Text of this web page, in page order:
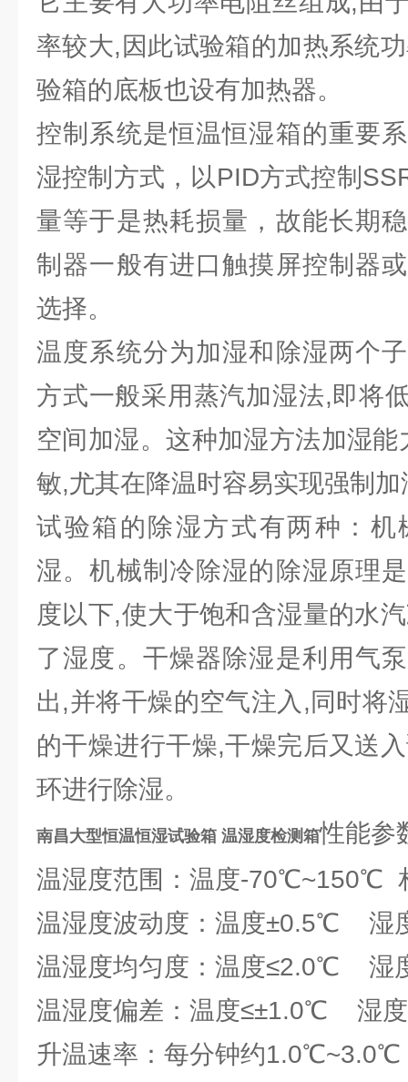
率较大,因此试验箱的加热系统
验箱的底板也设有加热器。
控制系统是恒温恒湿箱的重要
湿控制方式，以PID方式控制
量等于是热耗损量，故能长期
制器一般有进口触摸屏控制器
选择。
温度系统分为加湿和除湿两个
方式一般采用蒸汽加湿法,即将
空间加湿。这种加湿方法加湿
敏,尤其在降温时容易实现强制加
试验箱的除湿方式有两种：机
湿。机械制冷除湿的除湿原理
度以下,使大于饱和含湿量的水
了湿度。干燥器除湿是利用气
出,并将干燥的空气注入,同时将
的干燥进行干燥,干燥完后又送
环进行除湿。
南昌大型恒温恒湿试验箱 温湿度检测箱性能参
温湿度范围：温度-70℃~150℃
温湿度波动度：温度±0.5℃ 湿
温湿度均匀度：温度≤2.0℃ 湿
温湿度偏差：温度≤±1.0℃ 湿度
升温速率：每分钟约1.0℃~3.0℃